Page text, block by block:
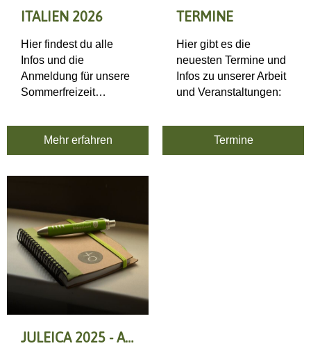
ITALIEN 2026
Hier findest du alle
Infos und die
Anmeldung für unsere
Sommerfreizeit
ab 14 Jahren.
Mehr erfahren
TERMINE
Hier gibt es die
neuesten Termine und
Infos zu unserer Arbeit
und Veranstaltungen:
Termine
JULEICA 2025 - ANMELDUNG